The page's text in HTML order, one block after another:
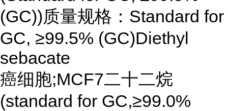
(GC))质量规格：Standard for
GC, ≥99.5% (GC)Diethyl
sebacate
癌细胞;MCF7二十二烷
(standard for GC,≥99.0%